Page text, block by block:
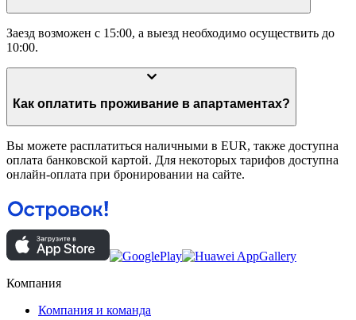
Заезд возможен с 15:00, а выезд необходимо осуществить до
10:00.
Как оплатить проживание в апартаментах?
Вы можете расплатиться наличными в EUR, также доступна
оплата банковской картой. Для некоторых тарифов доступна
онлайн-оплата при бронировании на сайте.
Компания
Компания и команда